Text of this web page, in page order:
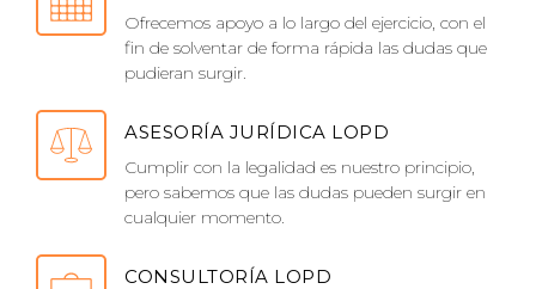
Ofrecemos apoyo a lo largo del ejercicio, con el
fin de solventar de forma rápida las dudas que
pudieran surgir.
ASESORÍA JURÍDICA LOPD
Cumplir con la legalidad es nuestro principio,
pero sabemos que las dudas pueden surgir en
cualquier momento.
CONSULTORÍA LOPD